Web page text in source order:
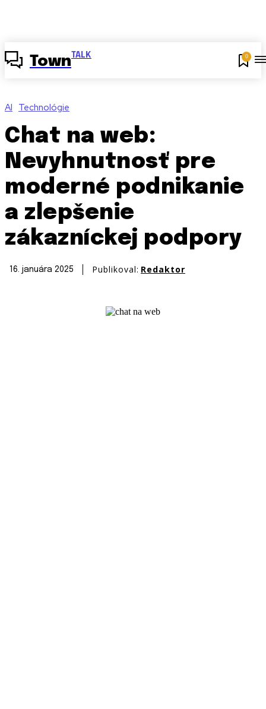
Town TALK 0
AI Technológie
Chat na web:
Nevyhnutnosť pre
moderné podnikanie
a zlepšenie
zákazníckej podpory
16. januára 2025 Publikoval: Redaktor